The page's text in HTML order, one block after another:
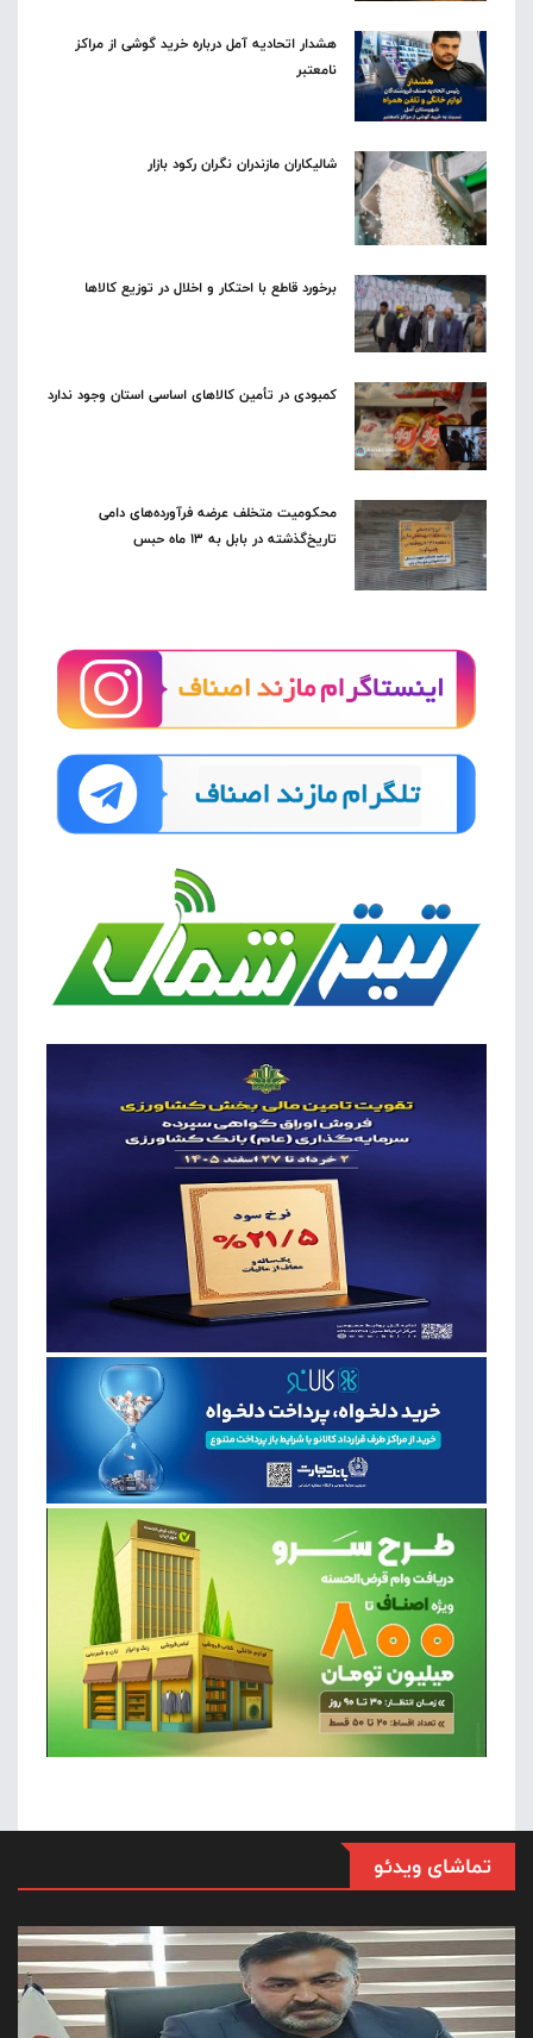
هشدار اتحادیه آمل درباره خرید گوشی از مراکز
نامعتبر
شالیکاران مازندران نگران رکود بازار
برخورد قاطع با احتکار و اخلال در توزیع کالاها
کمبودی در تأمین کالاهای اساسی استان وجود ندارد
محکومیت متخلف عرضه فرآورده‌های دامی
تاریخ‌گذشته در بابل به ۱۳ ماه حبس
تماشای ویدئو